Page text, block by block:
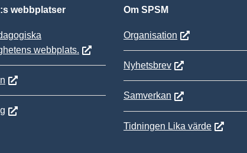
webbplatser
webbplats.
Om SPSM
Organisation
Nyhetsbrev
Samverkan
Tidningen Lika värde